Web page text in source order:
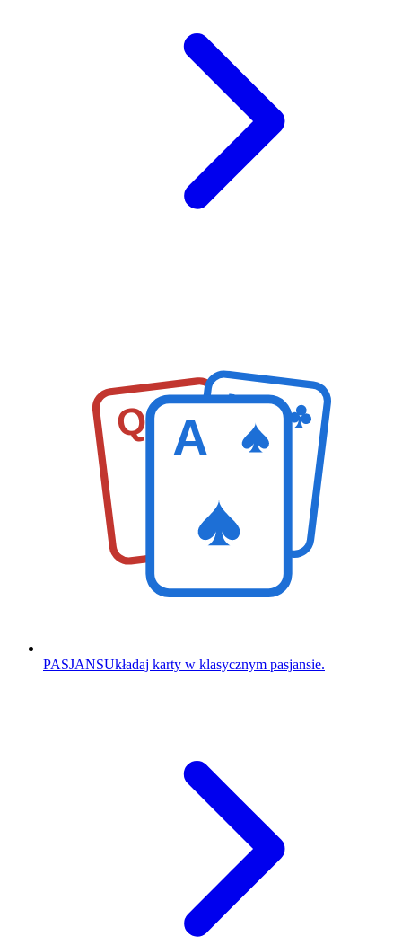
Q K
A
PASJANSUkładaj karty w klasycznym pasjansie.